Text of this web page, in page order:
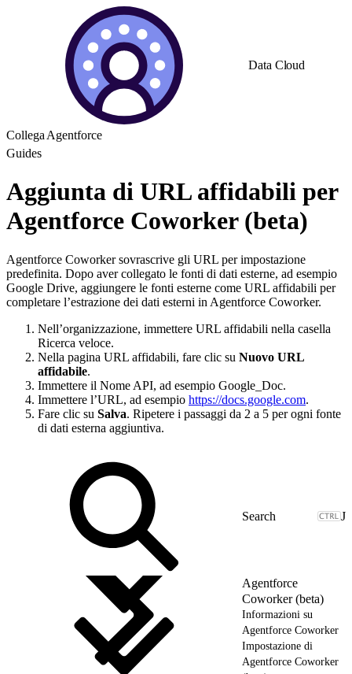
Data Cloud
Collega Agentforce
Guides
Aggiunta di URL affidabili per
Agentforce Coworker (beta)
Agentforce Coworker sovrascrive gli URL per impostazione
predefinita. Dopo aver collegato le fonti di dati esterne, ad esempio
Google Drive, aggiungere le fonti esterne come URL affidabili per
completare l’estrazione dei dati esterni in Agentforce Coworker.
Nell’organizzazione, immettere URL affidabili nella casella
Ricerca veloce.
Nella pagina URL affidabili, fare clic su Nuovo URL
affidabile.
Immettere il Nome API, ad esempio Google_Doc.
Immettere l’URL, ad esempio https://docs.google.com.
Fare clic su Salva. Ripetere i passaggi da 2 a 5 per ogni fonte
di dati esterna aggiuntiva.
J
Agentforce
Coworker (beta)
Informazioni su
Agentforce Coworker
Impostazione di
Agentforce Coworker